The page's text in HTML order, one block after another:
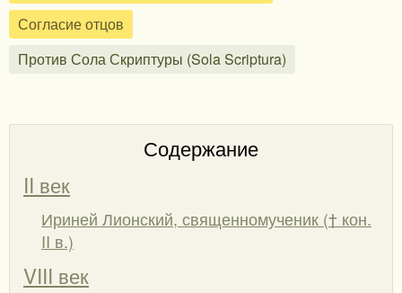
Согласие отцов
Против Сола Скриптуры (Sola Scriptura)
Содержание
II век
Ириней Лионский, священномученик († кон.
II в.)
VIII век